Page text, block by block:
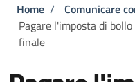
Briciole di
Home / Comunicare
Pagare l'imposta di
finale